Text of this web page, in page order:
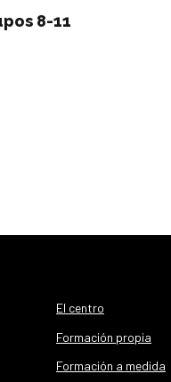
8-11
El centro
Formación propia
Formación a medida